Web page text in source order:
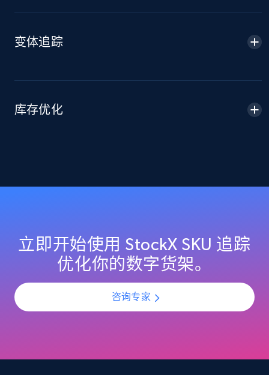
more.
Title, Seller name, Brand, Description, Initial
price, Currency, Availability, Reviews count, and
375+
变体追踪
库存优化
立即开始使用 StockX SKU 追踪
优化你的数字货架。
咨询专家